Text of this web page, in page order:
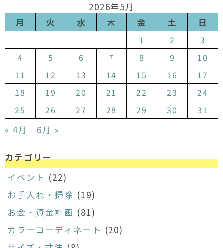
2026年5月
月
火 水 木 金 土 日
1 2
3
4
5 6 7 8 9
10
11
12 13 14 15 16
17
18
19 20 21 22 23
24
25
26 27 28 29 30 31
« 4月 6月 »
カテゴリー
イベント (22)
お手入れ・掃除 (19)
お金・資金計画 (81)
カラーコーディネート (20)